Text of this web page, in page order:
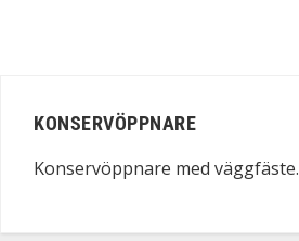
KONSERVÖPPNARE
Konservöppnare med väggfäste.